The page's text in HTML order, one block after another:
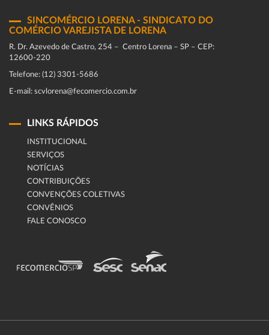
SINCOMÉRCIO LORENA - SINDICATO DO
COMÉRCIO VAREJISTA DE LORENA
R. Dr. Azevedo de Castro, 254 – Centro Lorena – SP – CEP:
12600-220
Telefone: (12) 3301-5686
E-mail: scvlorena@fecomercio.com.br
LINKS RÁPIDOS
INSTITUCIONAL
SERVIÇOS
NOTÍCIAS
CONTRIBUIÇÕES
CONVENÇÕES COLETIVAS
CONVÊNIOS
FALE CONOSCO